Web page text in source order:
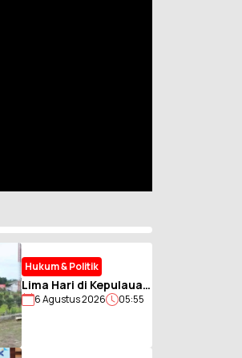
Hukum & Politik
Lima Hari di Kepulauan
Nias, Gubernur Sumut
6 Agustus 2026 05:55